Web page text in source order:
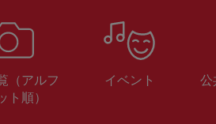
（アルフ
ト順）
イベント
公